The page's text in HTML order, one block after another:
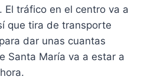
El tráfico en el centro va a
que tira de transporte
dar unas cuantas
Santa María va a estar a